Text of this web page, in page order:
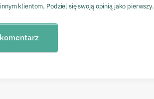
klientom. Podziel się swoją opinią jako pierwszy.